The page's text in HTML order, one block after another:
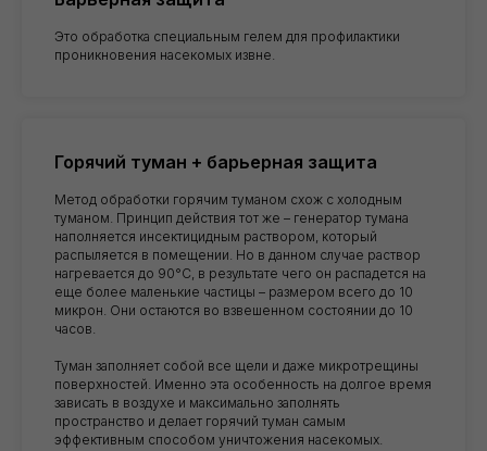
Это обработка специальным гелем для профилактики
проникновения насекомых извне.
Горячий туман + барьерная защита
Метод обработки горячим туманом схож с холодным
туманом. Принцип действия тот же – генератор тумана
наполняется инсектицидным раствором, который
распыляется в помещении. Но в данном случае раствор
нагревается до 90°C, в результате чего он распадется на
еще более маленькие частицы – размером всего до 10
микрон. Они остаются во взвешенном состоянии до 10
часов.
Туман заполняет собой все щели и даже микротрещины
поверхностей. Именно эта особенность на долгое время
зависать в воздухе и максимально заполнять
пространство и делает горячий туман самым
эффективным способом уничтожения насекомых.